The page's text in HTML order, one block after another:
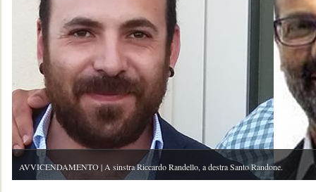
AVVICENDAMENTO | A sinstra Riccardo Randello, a destra Santo Randone.